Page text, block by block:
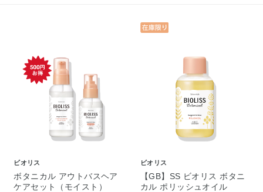
ビオリス
ボタニカル アウトバスヘア
ケアセット（モイスト）
ビオリス
【GB】SS ビオリス ボタニ
カル ポリッシュオイル